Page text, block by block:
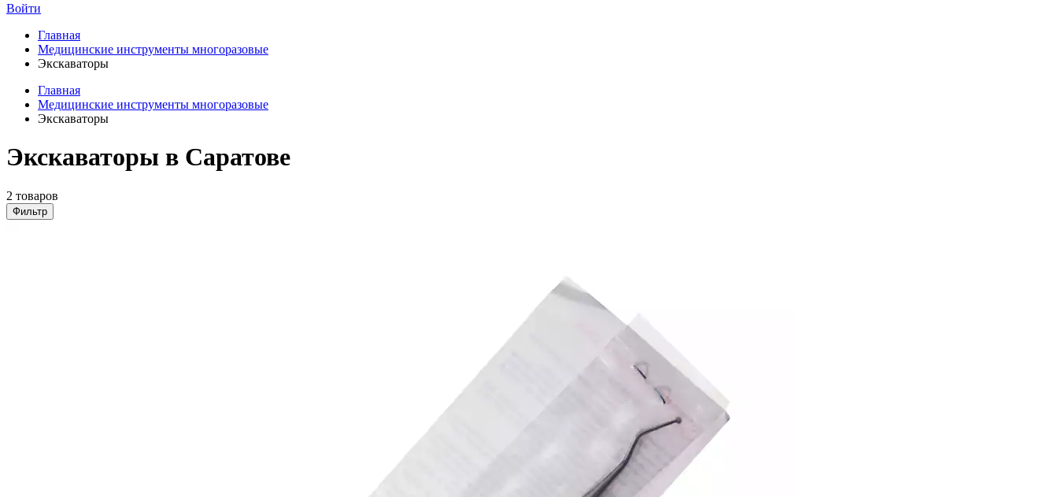
Войти
Главная
Медицинские инструменты многоразовые
Экскаваторы
Главная
Медицинские инструменты многоразовые
Экскаваторы
Экскаваторы в Саратове
2 товаров
Фильтр